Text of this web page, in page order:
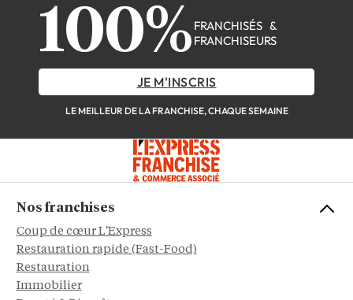
100% FRANCHISÉS &
FRANCHISEURS
JE M'INSCRIS
LE MEILLEUR DE LA FRANCHISE, CHAQUE SEMAINE
Nos franchises
Coup de cœur L'Express
Restauration rapide (Fast-Food)
Restauration
Immobilier